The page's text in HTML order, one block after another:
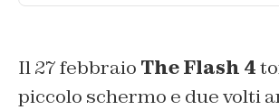
Il 27 febbraio The Flash 4
piccolo schermo e due volti